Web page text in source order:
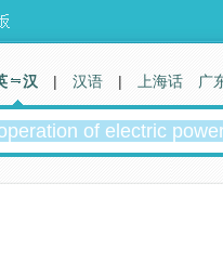
汉 | 汉语 | 上海话 广